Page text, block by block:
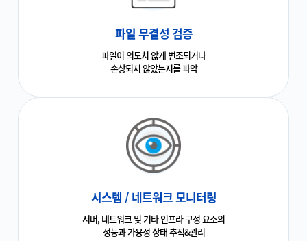
파일 무결성 검증
파일이 의도치 않게 변조되거나
손상되지 않았는지를 파악
시스템 / 네트워크 모니터링
서버, 네트워크 및 기타 인프라 구성 요소의
성능과 가용성 상태 추적&관리